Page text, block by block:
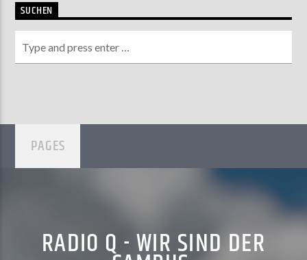
SUCHEN
PAGES
RADIO Q - WIR SIND DER